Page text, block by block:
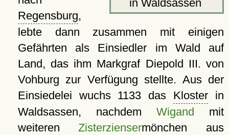
in Waldsassen
Regensburg,
lebte dann zusammen mit einigen
Gefährten als Einsiedler im Wald auf
Land, das ihm Markgraf Diepold III. von
Vohburg zur Verfügung stellte. Aus der
Einsiedelei wuchs 1133 das Kloster in
Waldsassen, nachdem Wigand mit
weiterenZisterziensermönchen aus